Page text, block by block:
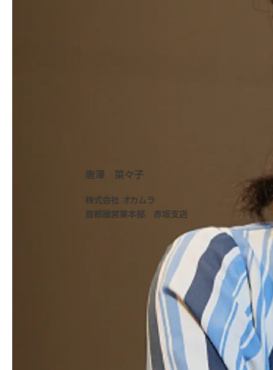
唐澤 菜々子
株式会社 オカムラ
首都圏営業本部 赤坂支店